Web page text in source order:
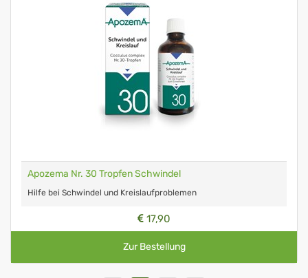
Apozema Nr. 30 Tropfen Schwindel
Hilfe bei Schwindel und Kreislaufproblemen
17,90
Zur Bestellung